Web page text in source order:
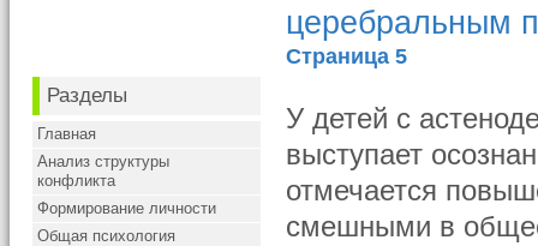
Разделы
Главная
Анализ структуры
конфликта
Формирование личности
Общая психология
церебральным
Страница 5
У детей с
выступает
отмечается
смешными в